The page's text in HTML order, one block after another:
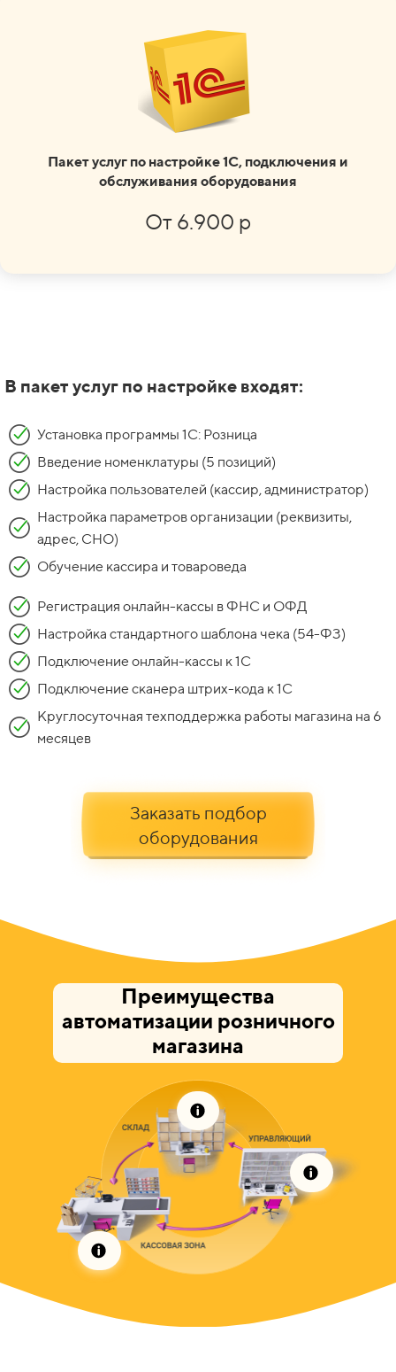
Пакет услуг по настройке 1С, подключения и
обслуживания оборудования
От 6.900 р
В пакет услуг по настройке входят:
Установка программы 1С: Розница
Введение номенклатуры (5 позиций)
Настройка пользователей (кассир, администратор)
Настройка параметров организации (реквизиты,
адрес, СНО)
Обучение кассира и товароведа
Регистрация онлайн-кассы в ФНС и ОФД
Настройка стандартного шаблона чека (54-ФЗ)
Подключение онлайн-кассы к 1С
Подключение сканера штрих-кода к 1С
Круглосуточная техподдержка работы магазина на 6
месяцев
Заказать подбор
оборудования
Преимущества
автоматизации розничного
магазина